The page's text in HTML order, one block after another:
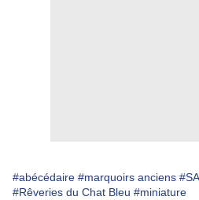
#abécédaire #marquoirs anciens
#Rêveries du Chat Bleu #miniature